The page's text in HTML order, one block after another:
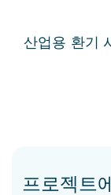
산업용 환기
프로젝트